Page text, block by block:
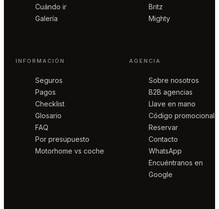
Cuándo ir
Galería
Britz
Mighty
INFORMACIÓN
Seguros
Pagos
Checklist
Glosario
FAQ
Por presupuesto
Motorhome vs coche
AGENCIA
Sobre nosotros
B2B agencias
Llave en mano
Código promocional
Reservar
Contacto
WhatsApp
Encuéntranos en
Google